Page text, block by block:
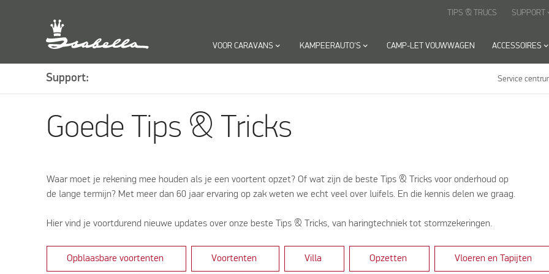
VOOR CARAVANS keyboard_arrow_down KAMPEERAUTO'Skeyboard_arrow_down CAMP-LET VOUWWAGEN ACCESSOIRES keyboard_arrow_down
TIPS & TRUCS SUPPORT
Support: Service
Goede Tips & Tricks
Waar moet je rekening mee houden als je een voortent opzet? Of wat zijn de beste Tips & Tricks voor onderhoud op
de lange termijn? Met meer dan 60 jaar ervaring op zak weten we echt veel over luifels. En die kennis delen we graag.
Hier vind je voortdurend nieuwe updates over onze beste Tips & Tricks, van haringtechniek tot stormzekeringen.
Opblaasbare voortenten Voortenten Villa Opzetten Vloeren en Tapijten